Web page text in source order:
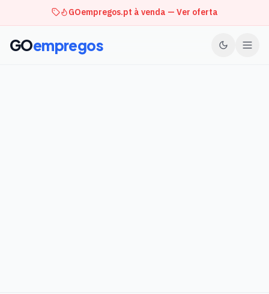
GOempregos.pt à venda — Ver oferta
GOempregos